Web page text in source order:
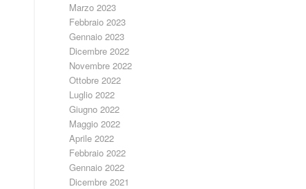
Marzo 2023
Febbraio 2023
Gennaio 2023
Dicembre 2022
Novembre 2022
Ottobre 2022
Luglio 2022
Giugno 2022
Maggio 2022
Aprile 2022
Febbraio 2022
Gennaio 2022
Dicembre 2021